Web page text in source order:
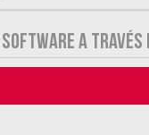
A TRAVÉS